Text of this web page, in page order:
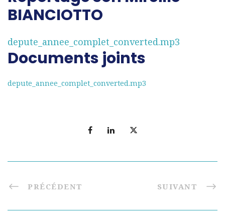
BIANCIOTTO
depute_annee_complet_converted.mp3
Documents joints
depute_annee_complet_converted.mp3
PRÉCÉDENT SUIVANT